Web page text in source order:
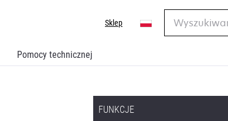
Pomocy technicznej
Sklep
Wyszukiwanie
FUNKCJE